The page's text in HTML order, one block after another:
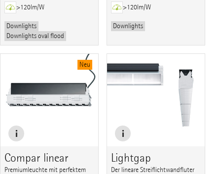
>120lm/W
Downlights
Downlights oval flood
>120lm/W
Downlights
Neu
Compar linear
Premiumleuchte mit perfektem
Lightgap
Der lineare Streiflichtwandfluter